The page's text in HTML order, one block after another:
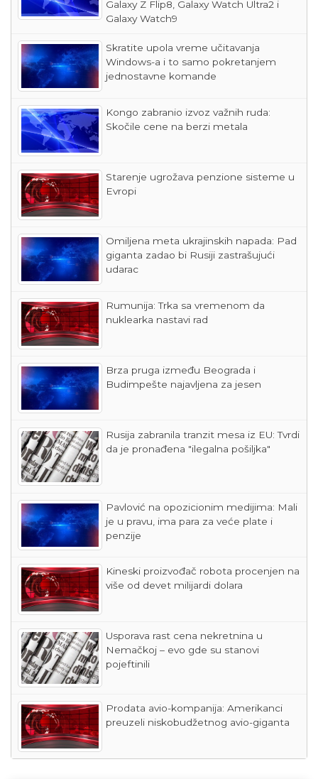
Galaxy Z Flip8, Galaxy Watch Ultra2 i
Galaxy Watch9
Skratite upola vreme učitavanja
Windows-a i to samo pokretanjem
jednostavne komande
Kongo zabranio izvoz važnih ruda:
Skočile cene na berzi metala
Starenje ugrožava penzione sisteme u
Evropi
Omiljena meta ukrajinskih napada: Pad
giganta zadao bi Rusiji zastrašujući
udarac
Rumunija: Trka sa vremenom da
nuklearka nastavi rad
Brza pruga između Beograda i
Budimpešte najavljena za jesen
Rusija zabranila tranzit mesa iz EU: Tvrdi
da je pronađena "ilegalna pošiljka"
Pavlović na opozicionim medijima: Mali
je u pravu, ima para za veće plate i
penzije
Kineski proizvođač robota procenjen na
više od devet milijardi dolara
Usporava rast cena nekretnina u
Nemačkoj – evo gde su stanovi
pojeftinili
Prodata avio-kompanija: Amerikanci
preuzeli niskobudžetnog avio-giganta